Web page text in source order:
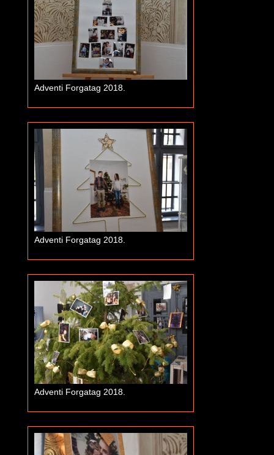
Adventi Forgatag 2018.
Adventi Forgatag 2018.
Adventi Forgatag 2018.